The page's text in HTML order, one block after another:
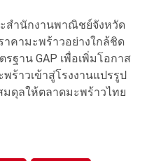
สำนักงานพาณิชย์จังหวัด
คามะพร้าวอย่างใกล้ชิด
ฐาน GAP เพื่อเพิ่มโอกาส
ร้าวเข้าสู่โรงงานแปรรูป
ดุลให้ตลาดมะพร้าวไทย